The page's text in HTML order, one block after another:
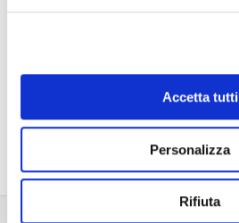
Accetta tutti
Personalizza
Rifiuta